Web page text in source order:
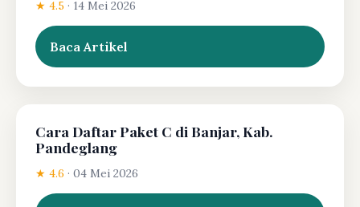
★ 4.5 · 14 Mei 2026
Baca Artikel
Cara Daftar Paket C di Banjar, Kab.
Pandeglang
★ 4.6 · 04 Mei 2026